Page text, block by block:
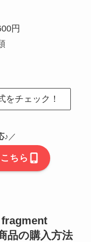
円
をチェック！
♪ ／
ちら
fragment
品の購入方法